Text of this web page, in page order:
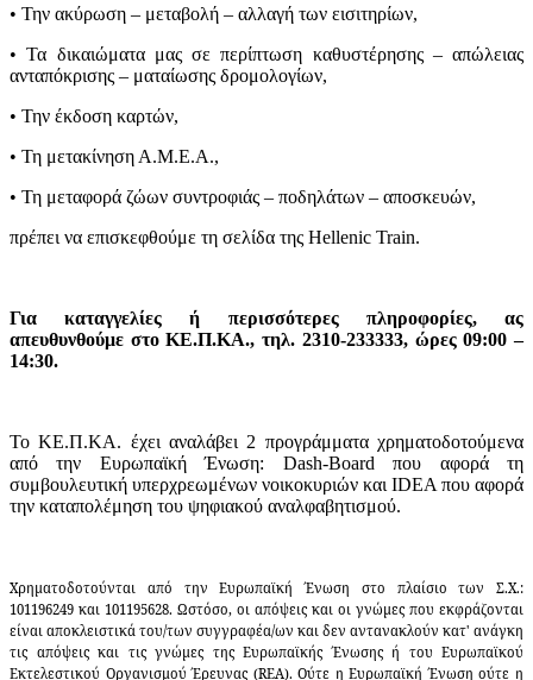
• Την ακύρωση – μεταβολή – αλλαγή των εισιτηρίων,
• Τα δικαιώματα μας σε περίπτωση καθυστέρησης – απώλειας
ανταπόκρισης – ματαίωσης δρομολογίων,
• Την έκδοση καρτών,
• Τη μετακίνηση Α.Μ.Ε.Α.,
• Τη μεταφορά ζώων συντροφιάς – ποδηλάτων – αποσκευών,
πρέπει να επισκεφθούμε τη σελίδα της Hellenic Train.
Για καταγγελίες ή περισσότερες πληροφορίες, ας
απευθυνθούμε στο ΚΕ.Π.ΚΑ., τηλ. 2310-233333, ώρες 09:00 –
14:30.
To ΚΕ.Π.ΚΑ. έχει αναλάβει 2 προγράμματα χρηματοδοτούμενα
από την Ευρωπαϊκή Ένωση: Dash-Board που αφορά τη
συμβουλευτική υπερχρεωμένων νοικοκυριών και IDEA που αφορά
την καταπολέμηση του ψηφιακού αναλφαβητισμού.
Χρηματοδοτούνται από την Ευρωπαϊκή Ένωση στο πλαίσιο των Σ.Χ.:
101196249 και 101195628. Ωστόσο, οι απόψεις και οι γνώμες που εκφράζονται
είναι αποκλειστικά του/των συγγραφέα/ων και δεν αντανακλούν κατ' ανάγκη
τις απόψεις και τις γνώμες της Ευρωπαϊκής Ένωσης ή του Ευρωπαϊκού
Εκτελεστικού Οργανισμού Έρευνας (REA). Ούτε η Ευρωπαϊκή Ένωση ούτε η